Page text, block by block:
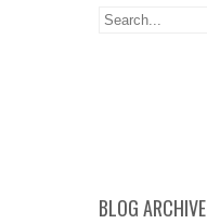
BLOG ARCHIVE